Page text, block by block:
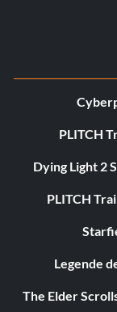
PLITCH
Dying Light 2
PLITCH
Legende
The Elder